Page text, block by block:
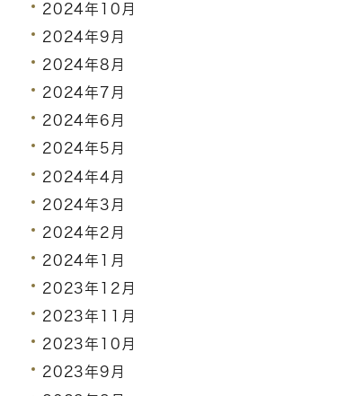
2024年10月
2024年9月
2024年8月
2024年7月
2024年6月
2024年5月
2024年4月
2024年3月
2024年2月
2024年1月
2023年12月
2023年11月
2023年10月
2023年9月